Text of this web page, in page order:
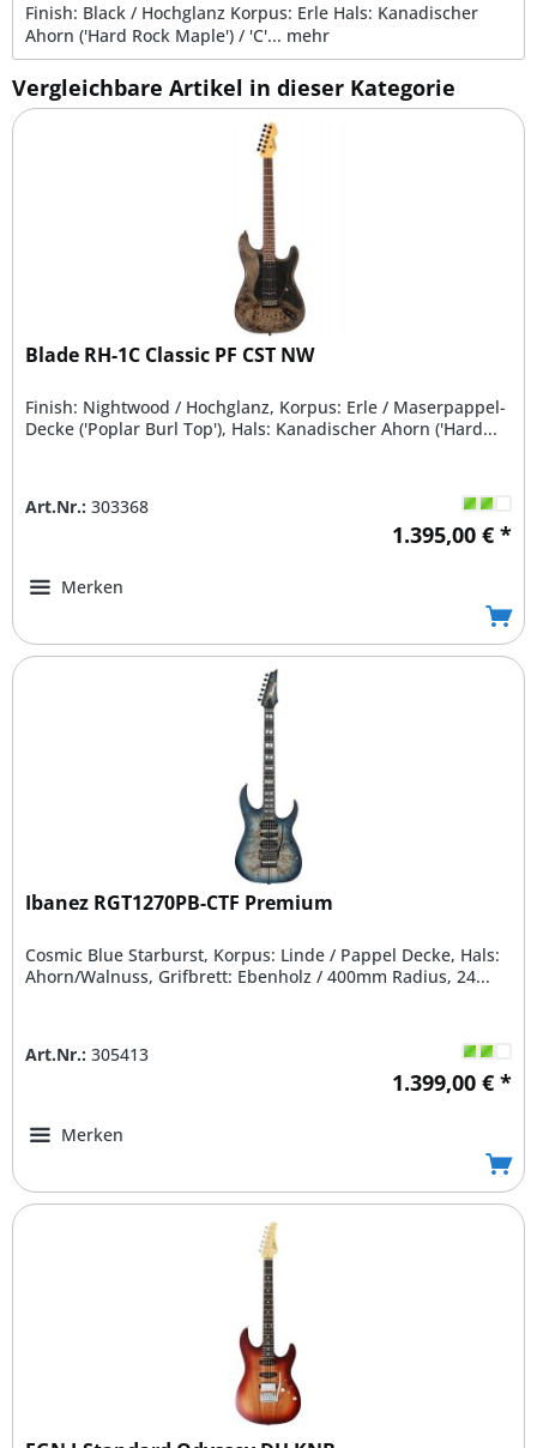
Finish: Black / Hochglanz Korpus: Erle Hals: Kanadischer
Ahorn ('Hard Rock Maple') / 'C'... mehr
Vergleichbare Artikel in dieser Kategorie
Blade RH-1C Classic PF CST NW
Finish: Nightwood / Hochglanz, Korpus: Erle / Maserpappel-
Decke ('Poplar Burl Top'), Hals: Kanadischer Ahorn ('Hard...
Art.Nr.: 303368
1.395,00 € *
Merken
Ibanez RGT1270PB-CTF Premium
Cosmic Blue Starburst, Korpus: Linde / Pappel Decke, Hals:
Ahorn/Walnuss, Grifbrett: Ebenholz / 400mm Radius, 24...
Art.Nr.: 305413
1.399,00 € *
Merken